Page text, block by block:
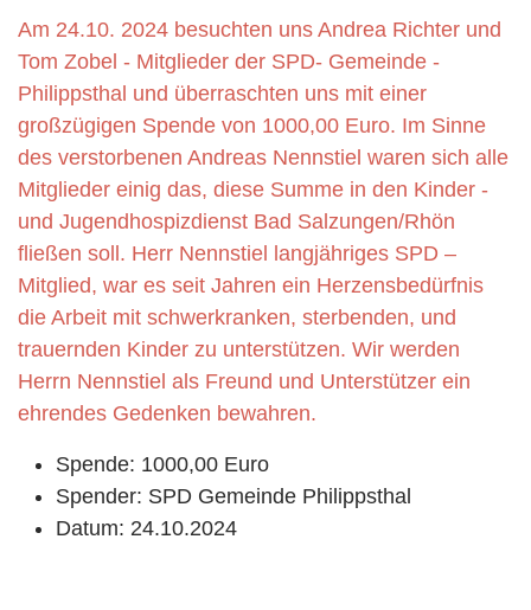
Am 24.10. 2024 besuchten uns Andrea Richter und
Tom Zobel - Mitglieder der SPD- Gemeinde -
Philippsthal und überraschten uns mit einer
großzügigen Spende von 1000,00 Euro. Im Sinne
des verstorbenen Andreas Nennstiel waren sich alle
Mitglieder einig das, diese Summe in den Kinder -
und Jugendhospizdienst Bad Salzungen/Rhön
fließen soll. Herr Nennstiel langjähriges SPD –
Mitglied, war es seit Jahren ein Herzensbedürfnis
die Arbeit mit schwerkranken, sterbenden, und
trauernden Kinder zu unterstützen. Wir werden
Herrn Nennstiel als Freund und Unterstützer ein
ehrendes Gedenken bewahren.
Spende: 1000,00 Euro
Spender: SPD Gemeinde Philippsthal
Datum: 24.10.2024